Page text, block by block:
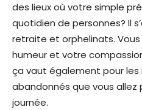
des lieux où votre simple
quotidien de personnes? Il
retraite et orphelinats. Vous
humeur et votre
ça vaut également pour les
abandonnés que vous
journée.